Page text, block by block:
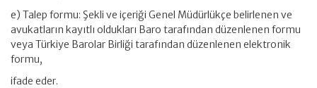
e) Talep formu: Şekli ve içeriği Genel Müdürlükçe belirlenen ve
avukatların kayıtlı oldukları Baro tarafından düzenlenen formu
veya Türkiye Barolar Birliği tarafından düzenlenen elektronik
formu,
ifade eder.